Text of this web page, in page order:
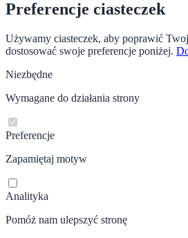
Preferencje ciasteczek
Używamy ciasteczek, aby poprawić
dostosować swoje preferencje poniżej.
Niezbędne
Wymagane do działania strony
Preferencje
Zapamiętaj motyw
Analityka
Pomóż nam ulepszyć stronę